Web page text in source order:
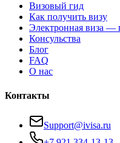
Визовый гид
Как получить визу
Электронная виза —
Консульства
Блог
FAQ
О нас
Контакты
Support@ivisa.ru